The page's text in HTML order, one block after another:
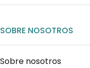
SOBRE NOSOTROS
Sobre nosotros